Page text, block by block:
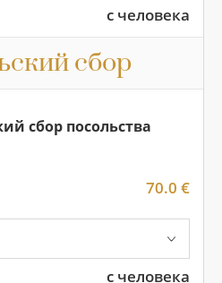
с человека
сбор
сбор посольства
70.0 €
с человека